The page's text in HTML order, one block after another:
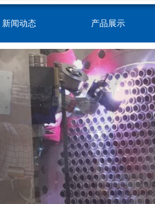
新闻动态 产品展示